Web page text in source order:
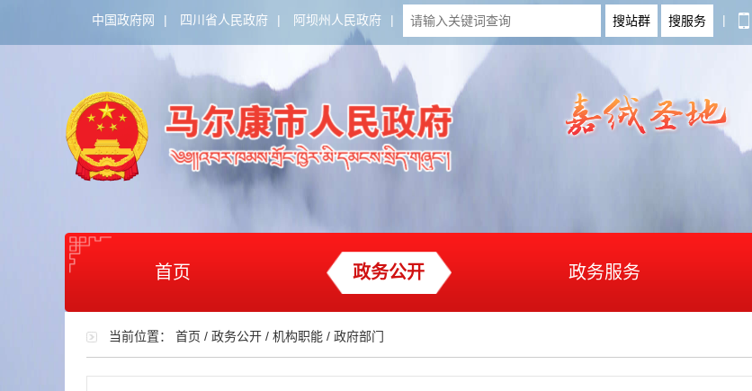
中国政府网 | 四川省人民政府 | 阿坝州人民政府 | |
首页 政务公开 政务服务
当前位置： 首页 / 政务公开 / 机构职能 / 政府部门